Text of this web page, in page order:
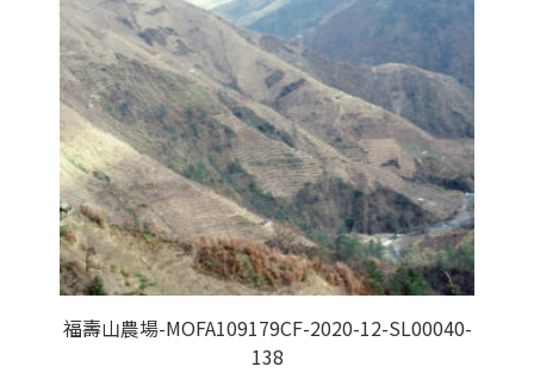
福壽山農場-MOFA109179CF-2020-12-SL00040-
138